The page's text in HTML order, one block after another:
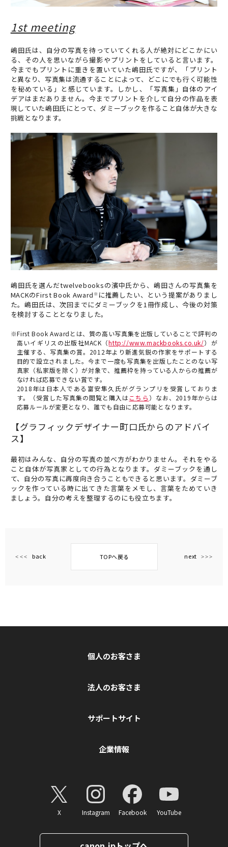
1st meeting
嶋田氏は、自分の写真を待っていてくれる人が絶対にどこかにい
る、その人を思いながら撮影やプリントをしていると言います。
今までもプリントに重きを置いていた嶋田氏ですが、「プリント
と異なり、写真集は流通することによって、どこにでも行く可能性
を秘めている」と感じています。しかし、「写真集」自体のアイ
デアはまだありません。今までプリントを介して自分の作品を表
現していた嶋田氏にとって、ダミーブックを作ること自体が大きな
挑戦となります。
嶋田氏を選んだtwelvebooksの濱中氏から、嶋田さんの写真集を
MACKのFirst Book Award ※ に推薦したい、という提案がありまし
た。嶋田氏は、次回までにダミーブックを1冊作成し、今後の対策
を検討することとなりました。
※First Book Awardとは、質の高い写真集を出版していることで評判の
高いイギリスの出版社MACK（http://www.mackbooks.co.uk/）が
主催する、写真集の賞。2012年より新進気鋭の作家をサポートする
目的で設立されました。今まで一度も写真集を出版したことのない写
真家（私家版を除く）が対象で、推薦枠を持っている人からの推薦が
なければ応募できない賞です。
2018年は日本人である富安隼久氏がグランプリを受賞しておりま
す。（受賞した写真集の閲覧と購入はこちら ）なお、2019年からは
応募ルールが変更となり、誰でも自由に応募可能となります。
【グラフィックデザイナー町口氏からのアドバイ
ス】
最初はみんな、自分の写真の並べ方がわかりません。それをやる
こと自体が写真家としての行為となります。ダミーブックを通し
て、自分の写真に再度向き合うこともできると思います。ダミーブ
ックを作っている時に出てきた言葉をメモし、言葉をためていき
ましょう。自分の考えを整理するのにも役立ちます。
back TOPへ戻る next
個人のお客さま
法人のお客さま
サポートサイト
企業情報
X Instagram Facebook YouTube